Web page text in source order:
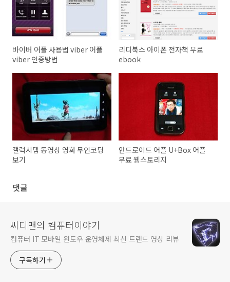
바이버 어플 사용법 viber 어플
viber 인증방법
리디북스 아이폰 전자책 무료
ebook
갤럭시탭 동영상 영화 무인코딩
보기
안드로이드 어플 U+Box 어플
무료 웹스토리지
댓글
씨디맨의 컴퓨터이야기
컴퓨터 IT 모바일 윈도우 운영체제 최신 트랜드 영상 리뷰
구독하기